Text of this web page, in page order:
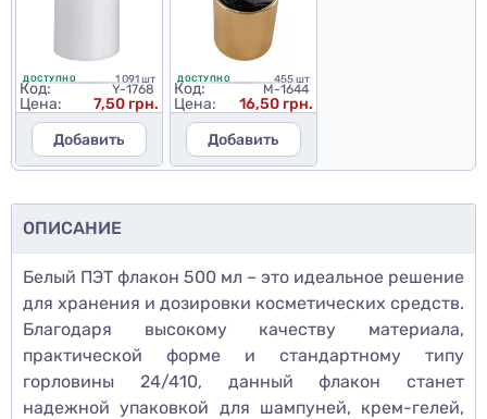
ДОСТУПНО 1 091 шт
Код: Y-1768
Цена:
7,50 грн.
Добавить
ДОСТУПНО 455 шт
Код: M-1644
Цена:
16,50 грн.
Добавить
ОПИСАНИЕ
Белый ПЭТ флакон 500 мл – это идеальное решение
для хранения и дозировки косметических средств.
Благодаря высокому качеству материала,
практической форме и стандартному типу
горловины 24/410, данный флакон станет
надежной упаковкой для шампуней, крем-гелей,